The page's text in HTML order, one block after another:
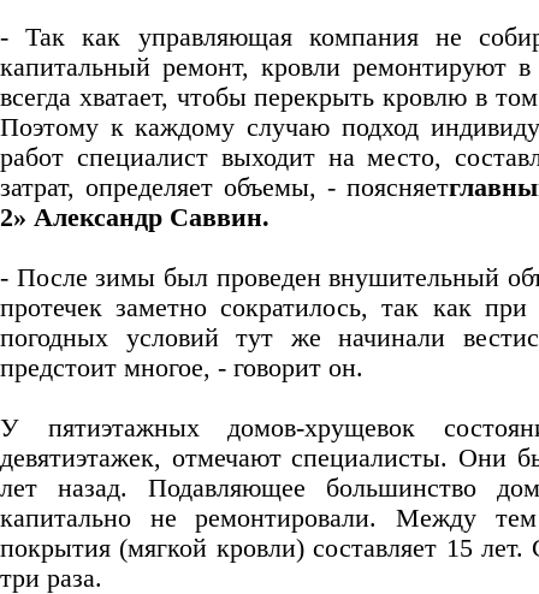
- Так как управляющая компания не
капитальный ремонт, кровли ремонтируют
всегда хватает, чтобы перекрыть кровлю в
Поэтому к каждому случаю подход
работ специалист выходит на место,
затрат, определяет объемы, - поясняет
2» Александр Саввин.
- После зимы был проведен внушительный
протечек заметно сократилось, так как
погодных условий тут же начинали
предстоит многое, - говорит он.
У пятиэтажных домов-хрущевок
девятиэтажек, отмечают специалисты. Они
лет назад. Подавляющее большинство
капитально не ремонтировали. Между
покрытия (мягкой кровли) составляет 15
три раза.